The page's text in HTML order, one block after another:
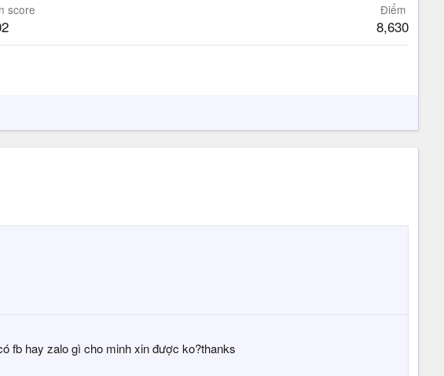
score Điểm
8,630
fb hay zalo gì cho minh xin được ko?thanks